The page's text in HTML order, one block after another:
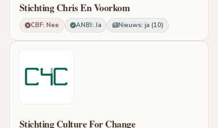
Stichting Chris En Voorkom
CBF: Nee ANBI: Ja Nieuws: ja (10)
Stichting Culture For Change